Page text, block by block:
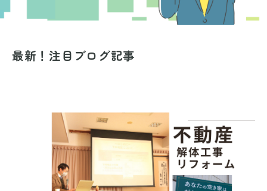
最新！注目ブログ記事